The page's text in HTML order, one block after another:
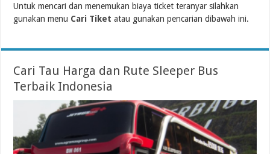
Untuk mencari dan menemukan biaya ticket teranyar silahkan
gunakan menu Cari Tiket atau gunakan pencarian dibawah ini.
Cari Tau Harga dan Rute Sleeper Bus
Terbaik Indonesia